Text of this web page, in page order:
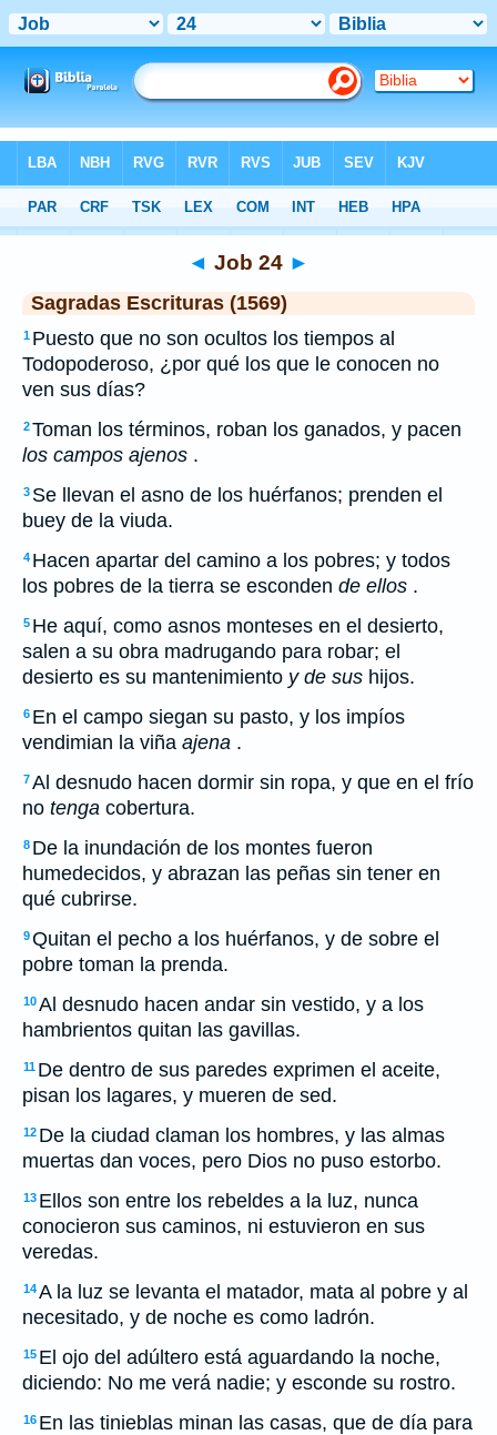
>SEV> Job 24
◄ Job 24 ►
Sagradas Escrituras (1569)
1 Puesto que no son ocultos los tiempos al
Todopoderoso, ¿por qué los que le conocen no
ven sus días?
2Toman los términos, roban los ganados, y pacen
los campos ajenos .
3 Se llevan el asno de los huérfanos; prenden el
buey de la viuda.
4 Hacen apartar del camino a los pobres; y todos
los pobres de la tierra se esconden de ellos .
5 He aquí, como asnos monteses en el desierto,
salen a su obra madrugando para robar; el
desierto es su mantenimiento y de sus hijos.
6 En el campo siegan su pasto, y los impíos
vendimian la viña ajena .
7Al desnudo hacen dormir sin ropa, y que en el frío
no tenga cobertura.
8 De la inundación de los montes fueron
humedecidos, y abrazan las peñas sin tener en
qué cubrirse.
9Quitan el pecho a los huérfanos, y de sobre el
pobre toman la prenda.
10Al desnudo hacen andar sin vestido, y a los
hambrientos quitan las gavillas.
11 De dentro de sus paredes exprimen el aceite,
pisan los lagares, y mueren de sed.
12 De la ciudad claman los hombres, y las almas
muertas dan voces, pero Dios no puso estorbo.
13 Ellos son entre los rebeldes a la luz, nunca
conocieron sus caminos, ni estuvieron en sus
veredas.
14A la luz se levanta el matador, mata al pobre y al
necesitado, y de noche es como ladrón.
15 El ojo del adúltero está aguardando la noche,
diciendo: No me verá nadie; y esconde su rostro.
16 En las tinieblas minan las casas, que de día para